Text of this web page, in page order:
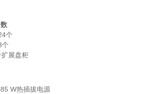
个
个
展盘柜
W热插拔电源